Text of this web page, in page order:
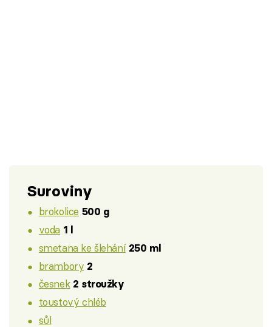
Suroviny
brokolice 500 g
voda 1 l
smetana ke šlehání 250 ml
brambory 2
česnek 2 stroužky
toustový chléb
sůl